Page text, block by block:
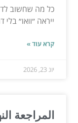
כל מה שחשוב
ייראה ״וואו״
קרא עוד »
יונ 23, 2026
المراجعة